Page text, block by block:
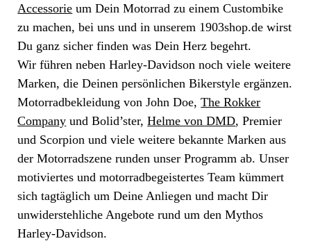
Accessorie um Dein Motorrad zu einem Custombike
zu machen, bei uns und in unserem 1903shop.de wirst
Du ganz sicher finden was Dein Herz begehrt.
Wir führen neben Harley-Davidson noch viele weitere
Marken, die Deinen persönlichen Bikerstyle ergänzen.
Motorradbekleidung von John Doe,The Rokker
Company und Bolid’ster,Helme von DMD, Premier
und Scorpion und viele weitere bekannte Marken aus
der Motorradszene runden unser Programm ab. Unser
motiviertes und motorradbegeistertes Team kümmert
sich tagtäglich um Deine Anliegen und macht Dir
unwiderstehliche Angebote rund um den Mythos
Harley-Davidson.